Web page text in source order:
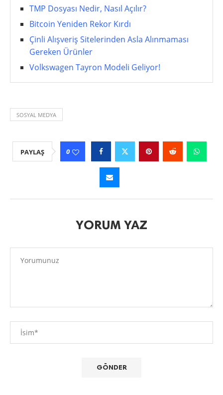
TMP Dosyası Nedir, Nasıl Açılır?
Bitcoin Yeniden Rekor Kırdı
Çinli Alışveriş Sitelerinden Asla Alınmaması
Gereken Ürünler
Volkswagen Tayron Modeli Geliyor!
SOSYAL MEDYA
PAYLAŞ 0
YORUM YAZ